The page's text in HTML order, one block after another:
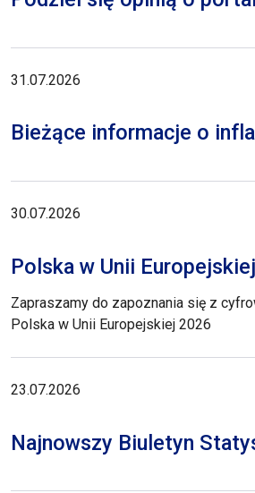
31.07.2026
Bieżące informacje o
30.07.2026
Polska w Unii
Zapraszamy do zapoznania się z
Polska w Unii Europejskiej 2026
23.07.2026
Najnowszy Biuletyn